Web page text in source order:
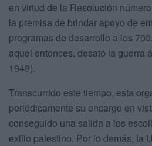
en virtud de la Resolución
la premisa de brindar apoyo de
programas de desarrollo a los
aquel entonces, desató la guerra
1949).
Transcurrido este tiempo, esta
periódicamente su encargo en
conseguido una salida a los
exilio palestino. Por lo demás, la